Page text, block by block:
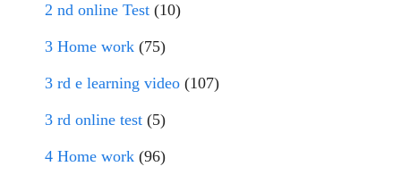
2 nd online Test (10)
3 Home work (75)
3 rd e learning video (107)
3 rd online test (5)
4 Home work (96)